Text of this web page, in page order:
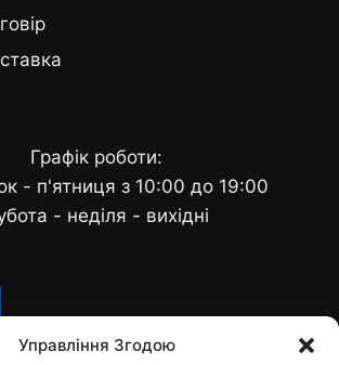
Управління Згодою
Графік роботи:
- п'ятниця з 10:00 до 19:00
- неділя - вихідні